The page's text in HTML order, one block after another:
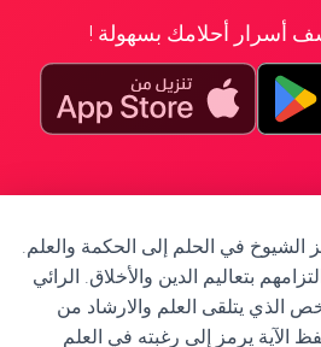
أسرار أحلامك بسهولة !
الشيوخ في الحلم إلى الحكمة والعلم.
بتعاليم الدين والأخلاق. الرائي
الذي يتلقى العلم والارشاد من
الآية يرمز إلى رغبته في العلم